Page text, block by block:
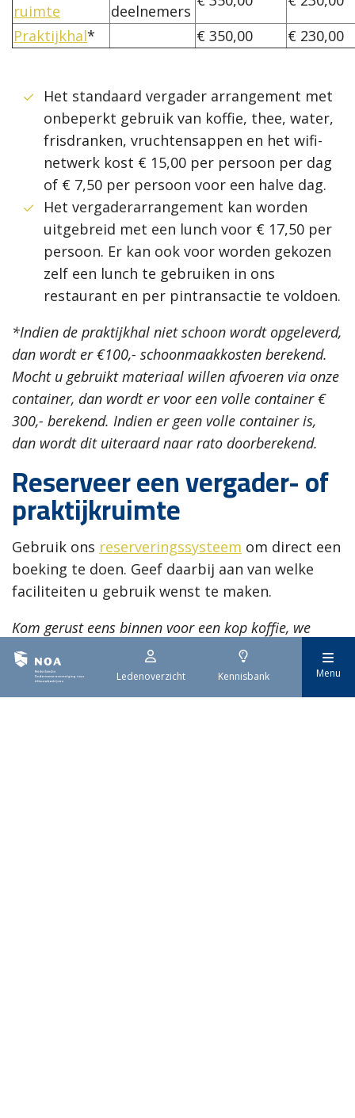
Ledenoverzicht Kennisbank Menu
ruimte
deelnemers
Praktijkhal* € 350,00 € 230,00
Het standaard vergader arrangement met
onbeperkt gebruik van koffie, thee, water,
frisdranken, vruchtensappen en het wifi-
netwerk kost € 15,00 per persoon per dag
of € 7,50 per persoon voor een halve dag.
Het vergaderarrangement kan worden
uitgebreid met een lunch voor € 17,50 per
persoon. Er kan ook voor worden gekozen
zelf een lunch te gebruiken in ons
restaurant en per pintransactie te voldoen.
*Indien de praktijkhal niet schoon wordt opgeleverd,
dan wordt er €100,- schoonmaakkosten berekend.
Mocht u gebruikt materiaal willen afvoeren via onze
container, dan wordt er voor een volle container €
300,- berekend. Indien er geen volle container is,
dan wordt dit uiteraard naar rato doorberekend.
Reserveer een vergader- of
praktijkruimte
Gebruik ons reserveringssysteem om direct een
boeking te doen. Geef daarbij aan van welke
faciliteiten u gebruik wenst te maken.
Kom gerust eens binnen voor een kop koffie, we
heten u graag welkom!
Bezoekadres NOA